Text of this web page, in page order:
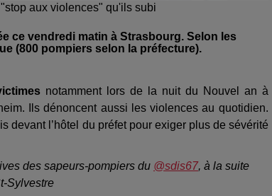
aux violences" qu'ils subi
ce vendredi matin à Strasbourg. Selon les
(800 pompiers selon la préfecture).
notamment lors de la nuit du Nouvel an à
Ils dénoncent aussi les violences au quotidien.
devant l’hôtel du préfet pour exiger plus de sévérité
des sapeurs-pompiers du @sdis67, à la suite
Sylvestre